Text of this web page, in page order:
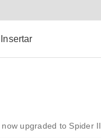
Insertar
upgraded to Spider II.